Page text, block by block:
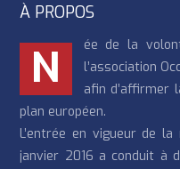
À PROPOS
N
ée de la
l’association
afin d’affirmer
plan européen.
L’entrée en vigueur de
janvier 2016 a conduit à